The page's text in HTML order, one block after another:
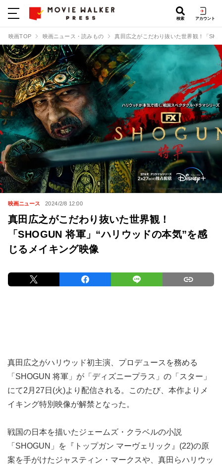
検索 アカウント
映画TOP 映画ニュース・読みもの 真田広之がこだわり抜いた世界観！「
映画ニュース 2024/2/8 12:00
真田広之がこだわり抜いた世界観！
「SHOGUN 将軍」“ハリウッドの本気”を感
じるメイキング映像
真田広之がハリウッド初主演、プロデュースを務める
「SHOGUN 将軍」が「ディズニープラス」の「スター」
にて2月27日(火)より配信される。このたび、本作よりメ
イキング特別映像が解禁となった。
戦国の日本を描いたジェームズ・クラベルの小説
「SHOGUN」を『トップガン マーヴェリック』(22)の原
案を手がけたジャスティン・マークスや、真田らハリウッ